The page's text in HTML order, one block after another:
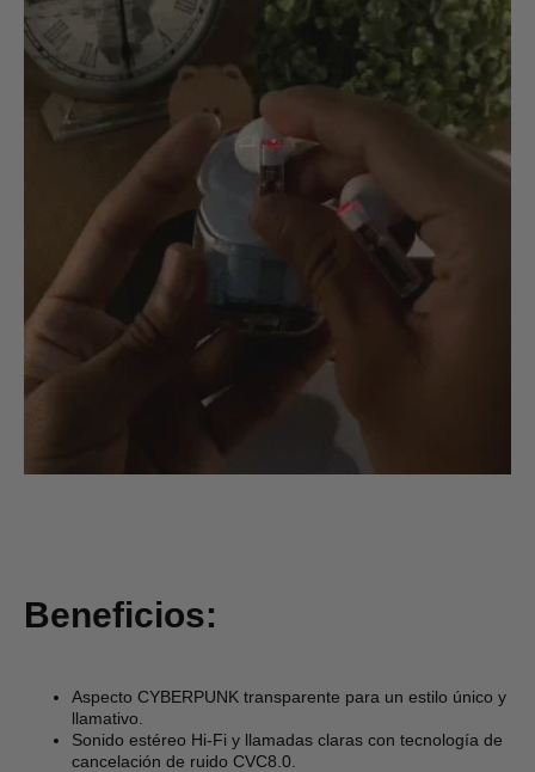
Beneficios:
Aspecto CYBERPUNK transparente para un estilo único y
llamativo.
Sonido estéreo Hi-Fi y llamadas claras con tecnología de
cancelación de ruido CVC8.0.